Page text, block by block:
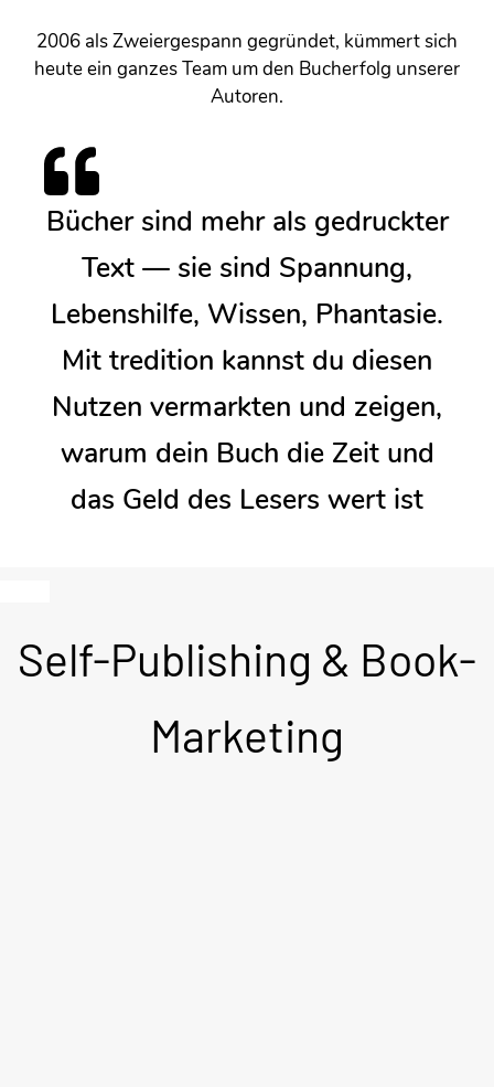
2006 als Zweiergespann gegründet, kümmert sich
heute ein ganzes Team um den Bucherfolg unserer
Autoren.
Bücher sind mehr als gedruckter
Text — sie sind Spannung,
Lebenshilfe, Wissen, Phantasie.
Mit tredition kannst du diesen
Nutzen vermarkten und zeigen,
warum dein Buch die Zeit und
das Geld des Lesers wert ist
Self-Publishing & Book-
Marketing